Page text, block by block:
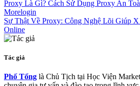
Proxy Là Gì? Cách Sử Dụng Proxy An
Morelogin
Sự Thật Về Proxy: Công Nghệ Lõi Giúp
Online
Tác giả
Phố Tổng là Chủ Tịch tại Học Viện